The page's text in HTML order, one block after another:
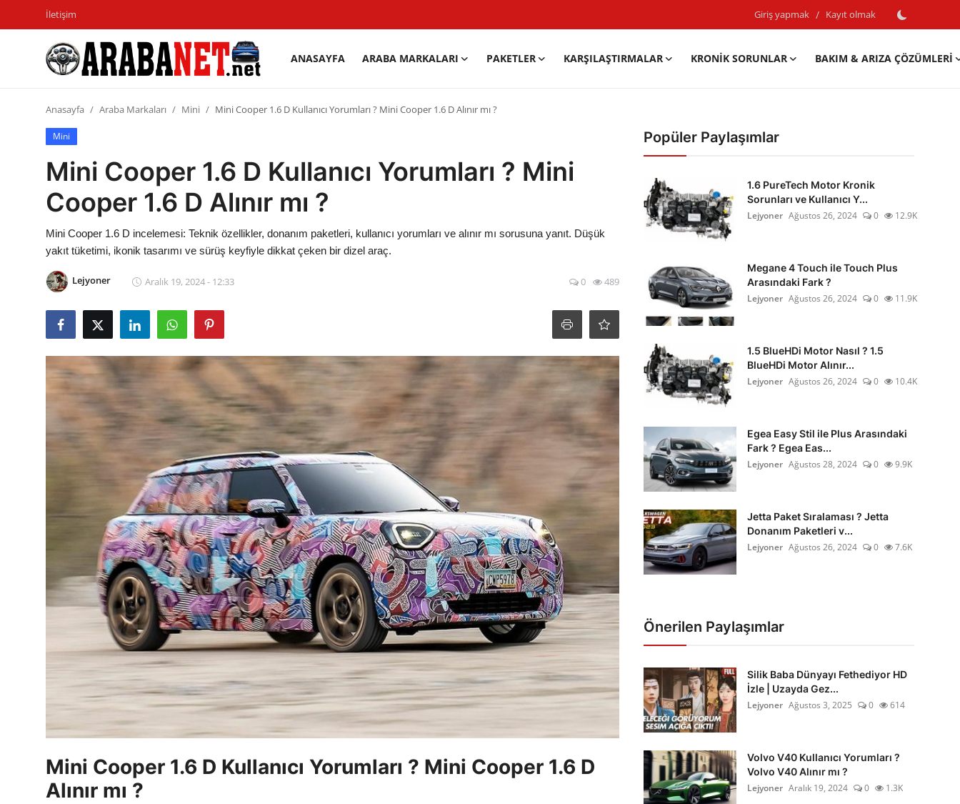
İletişim Giriş yapmak / Kayıt olmak
ANASAYFA ARABA MARKALARI PAKETLER KARŞILAŞTIRMALAR KRONIK SORUNLAR
BAKIM & ARIZA ÇÖZÜMLERI
Giriş
Kayıt
Anasayfa
İletişim
Araba Markaları
Paketler
Karşılaştırmalar
Kronik Sorunlar
Bakım & Arıza Çözümleri
İkinci El & Ekspertiz
Muayene & Emisyon
Trafik Cezaları & Mevzuat
Ehliyet & Ruhsat İşlemleri
Yakıt, LPG & Elektrikli
Anasayfa Araba Markaları Mini Mini Cooper 1.6 D Kullanıcı Yorumları ? Mini Cooper 1.6 D Alınır mı ?
Mini
Mini Cooper 1.6 D Kullanıcı Yorumları ? Mini
Cooper 1.6 D Alınır mı ?
Mini Cooper 1.6 D incelemesi: Teknik özellikler, donanım paketleri, kullanıcı yorumları ve alınır mı sorusuna yanıt. Düşük
yakıt tüketimi, ikonik tasarımı ve sürüş keyfiyle dikkat çeken bir dizel araç.
Lejyoner Aralık 19, 2024 - 12:33 0 489
Mini Cooper 1.6 D Kullanıcı Yorumları ? Mini Cooper 1.6 D
Alınır mı ?
Popüler Paylaşımlar
1.6 PureTech Motor Kronik
Sorunları ve Kullanıcı Y...
Lejyoner Ağustos 26, 2024 0 12.9K
Megane 4 Touch ile Touch Plus
Arasındaki Fark ?
Lejyoner Ağustos 26, 2024 0 11.9K
1.5 BlueHDi Motor Nasıl ? 1.5
BlueHDi Motor Alınır...
Lejyoner Ağustos 26, 2024 0 10.4K
Egea Easy Stil ile Plus Arasındaki
Fark ? Egea Eas...
Lejyoner Ağustos 28, 2024 0 9.9K
Jetta Paket Sıralaması ? Jetta
Donanım Paketleri v...
Lejyoner Ağustos 26, 2024 0 7.6K
Önerilen Paylaşımlar
Silik Baba Dünyayı Fethediyor HD
İzle | Uzayda Gez...
Lejyoner Ağustos 3, 2025 0 614
Volvo V40 Kullanıcı Yorumları ?
Volvo V40 Alınır mı ?
Lejyoner Aralık 19, 2024 0 1.3K